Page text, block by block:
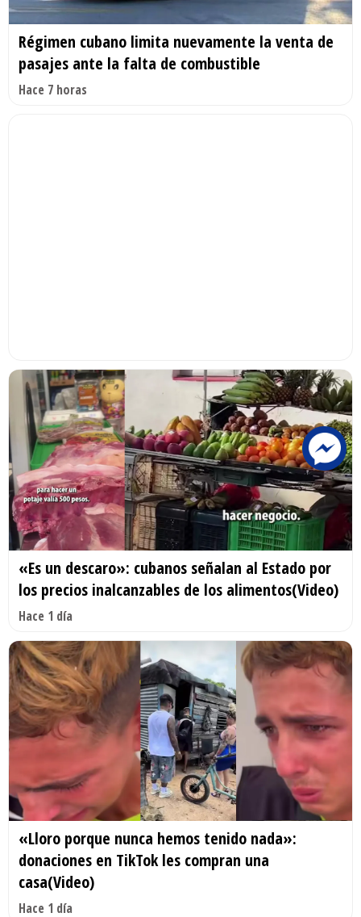
Régimen cubano limita nuevamente la venta de
pasajes ante la falta de combustible
Hace 7 horas
«Es un descaro»: cubanos señalan al Estado por
los precios inalcanzables de los alimentos(Video)
Hace 1 día
«Lloro porque nunca hemos tenido nada»:
donaciones en TikTok les compran una
casa(Video)
Hace 1 día